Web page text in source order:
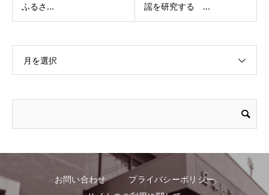
ふるさ...
謡を研究する ...
月を選択
お問い合わせ
プライバシーポリシー